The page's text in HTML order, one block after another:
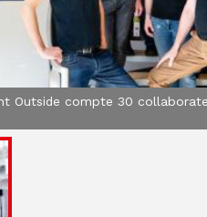
Outside compte 30